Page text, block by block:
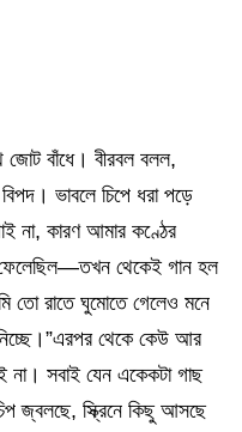
জোট বাঁধে। বীরবল বলল,
ভাবলে চিপে ধরা পড়ে
না, কারণ আমার কণ্ঠের
ফেলেছিল—তখন থেকেই গান হল
রাতে ঘুমোতে গেলেও মনে
থেকে কেউ আর
না। সবাই যেন একেকটা গাছ
জ্বলছে, স্ক্রিনে কিছু আসছে